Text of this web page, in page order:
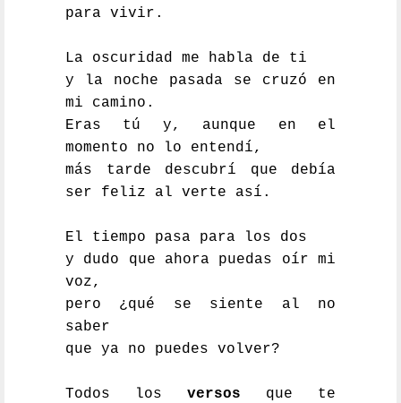
para vivir.
La oscuridad me habla de ti
y la noche
pasada se cruzó en
mi camino.
Eras tú y, aunque en el
momento no lo entendí,
más tarde descubrí que debía
ser feliz al verte así.
El tiempo pasa para los dos
y dudo que ahora puedas oír mi
voz,
pero ¿qué se siente al no
saber
que ya no puedes volver?
Todos los versos que te